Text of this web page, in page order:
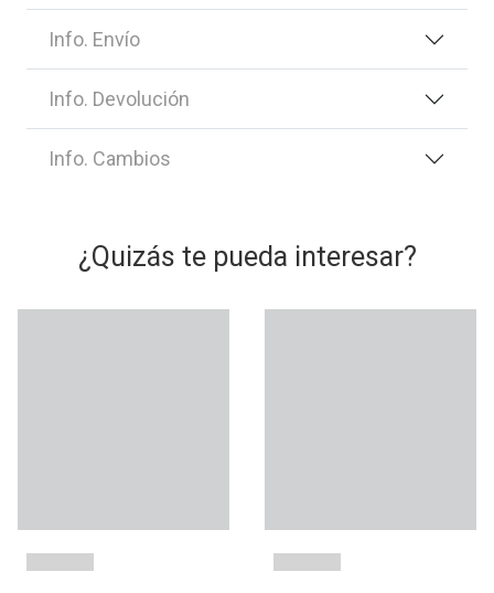
Info. Envío
Info. Devolución
Info. Cambios
¿Quizás te pueda interesar?